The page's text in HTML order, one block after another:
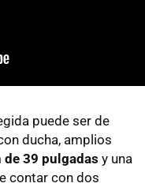
puede ser de
ducha, amplios
39 pulgadas y una
contar con dos